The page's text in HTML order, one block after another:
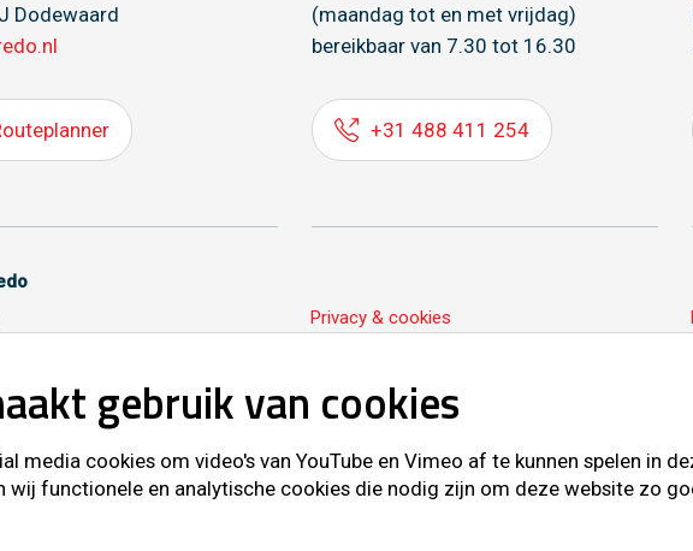
Dodewaard
(maandag tot en met vrijdag)
bereikbaar van 7.30 tot 16.30
+31 488 411 254
Privacy & cookies
ook op gebruik van cookies
media cookies om video's van YouTube en Vimeo af te kunnen spelen in
wij functionele en analytische cookies die nodig zijn om deze website zo